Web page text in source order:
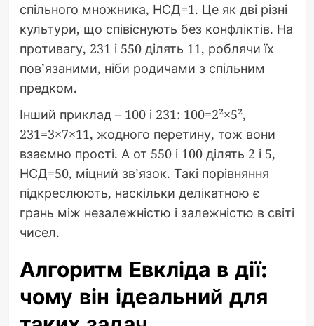
спільного множника, НСД=1. Це як дві різні
культури, що співіснують без конфліктів. На
противагу, 231 і 550 ділять 11, роблячи їх
пов’язаними, ніби родичами з спільним
предком.
Інший приклад – 100 і 231: 100=2²×5²,
231=3×7×11, жодного перетину, тож вони
взаємно прості. А от 550 і 100 ділять 2 і 5,
НСД=50, міцний зв’язок. Такі порівняння
підкреслюють, наскільки делікатною є
грань між незалежністю і залежністю в світі
чисел.
Алгоритм Евкліда в дії:
чому він ідеальний для